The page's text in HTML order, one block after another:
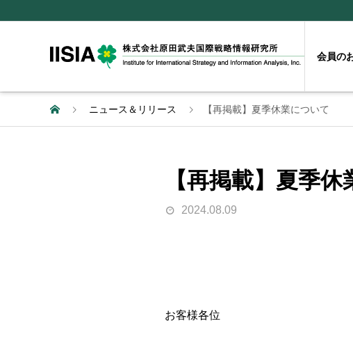
会員の
ニュース＆リリース 【再掲載】夏季休業について
【再掲載】夏季
2024.08.09
お客様各位